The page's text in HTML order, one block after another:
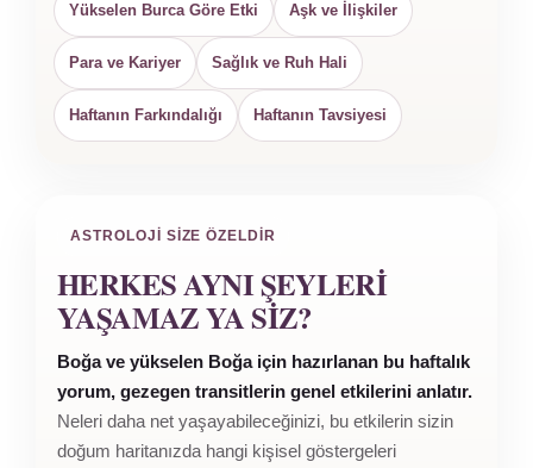
Yükselen Burca Göre Etki Aşk ve İlişkiler
Para ve Kariyer Sağlık ve Ruh Hali
Haftanın Farkındalığı Haftanın Tavsiyesi
ASTROLOJI SIZE ÖZELDIR
HERKES AYNI ŞEYLERI
YAŞAMAZ YA SIZ?
Boğa ve yükselen Boğa için hazırlanan bu haftalık
yorum, gezegen transitlerin genel etkilerini anlatır.
Neleri daha net yaşayabileceğinizi, bu etkilerin sizin
doğum haritanızda hangi kişisel göstergeleri